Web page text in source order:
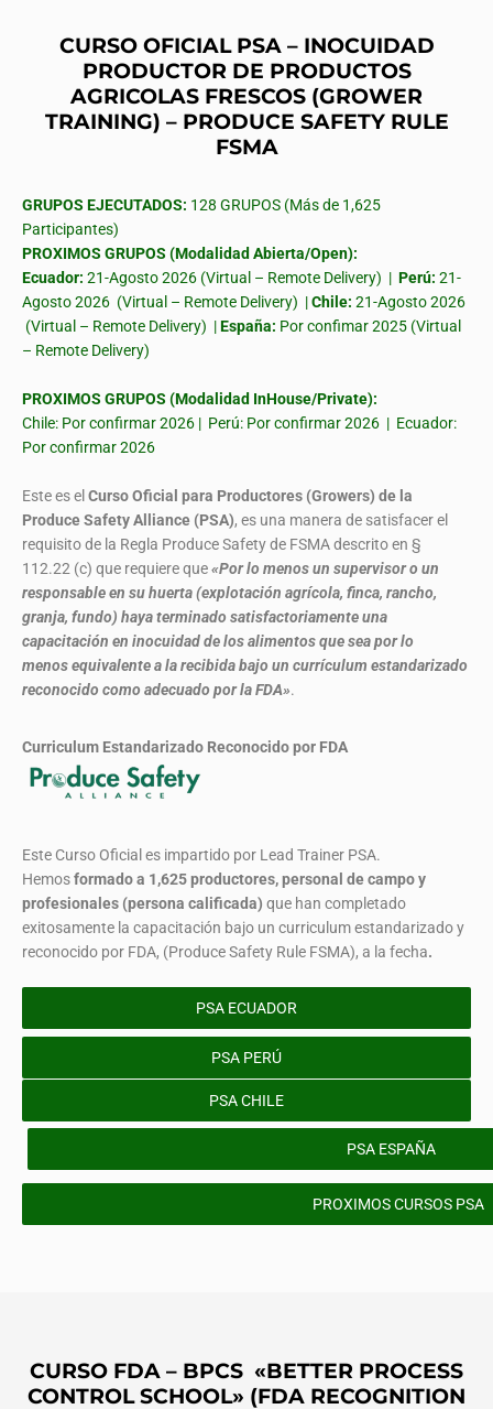
CURSO OFICIAL PSA – INOCUIDAD
PRODUCTOR DE PRODUCTOS
AGRICOLAS FRESCOS (GROWER
TRAINING) – PRODUCE SAFETY RULE
FSMA
GRUPOS EJECUTADOS: 128 GRUPOS (Más de 1,625
Participantes)
PROXIMOS GRUPOS (Modalidad Abierta/Open):
Ecuador: 21-Agosto 2026 (Virtual – Remote Delivery) | Perú: 21-
Agosto 2026 (Virtual – Remote Delivery) |Chile: 21-Agosto 2026
(Virtual – Remote Delivery) |España: Por confimar 2025 (Virtual
– Remote Delivery)
PROXIMOS GRUPOS (Modalidad InHouse/Private):
Chile: Por confirmar 2026 | Perú: Por confirmar 2026 | Ecuador:
Por confirmar 2026
Este es el Curso Oficial para Productores (Growers) de la
Produce Safety Alliance (PSA), es una manera de satisfacer el
requisito de la Regla Produce Safety de FSMA descrito en §
112.22 (c) que requiere que«Por lo menos un supervisor o un
responsable en su huerta (explotación agrícola, finca, rancho,
granja, fundo) haya terminado satisfactoriamente una
capacitación en inocuidad de los alimentos que sea por lo
menos equivalente a la recibida bajo un currículum estandarizado
reconocido como adecuado por la FDA».
Curriculum Estandarizado Reconocido por FDA
Este Curso Oficial es impartido por Lead Trainer PSA.
Hemosformadoa 1,625 productores, personal de campo y
profesionales (persona calificada) que han completado
exitosamente la capacitación bajo un curriculum estandarizado y
reconocido por FDA, (Produce Safety Rule FSMA), a la fecha.
PSA ECUADOR
PSA PERÚ
PSA CHILE
PSA ESPAÑA
PROXIMOS CURSOS PSA
CURSO FDA – BPCS «BETTER PROCESS
CONTROL SCHOOL» (FDA RECOGNITION